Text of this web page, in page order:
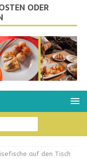
ODER
auf den Tisch